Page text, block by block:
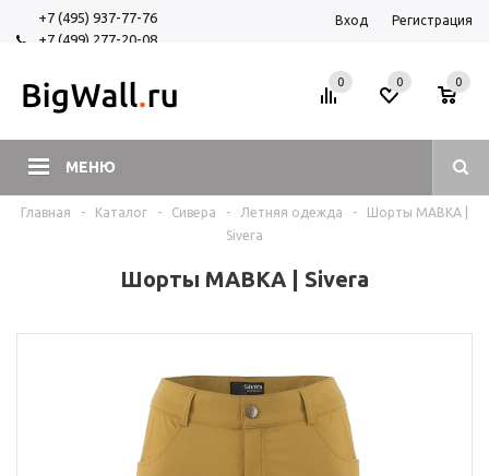
+7 (495) 937-77-76
+7 (499) 277-20-08
Вход Регистрация
МЕНЮ
0 0
0
Главная - Каталог - Сивера - Летняя одежда -
Шорты МАВКА |
Sivera
Шорты МАВКА | Sivera